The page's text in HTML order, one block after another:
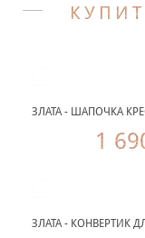
ЗЛАТА - ШАПОЧКА
1
ЗЛАТА - КОНВЕРТИК